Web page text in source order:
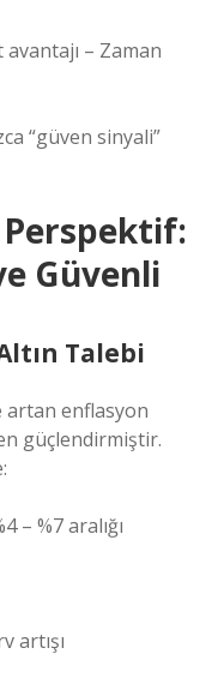
– Zaman
“güven sinyali”
Güvenli
Talebi
artan enflasyon
güçlendirmiştir.
– %7 aralığı
artışı